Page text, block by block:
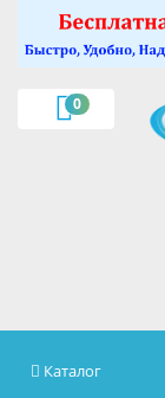
0
Каталог